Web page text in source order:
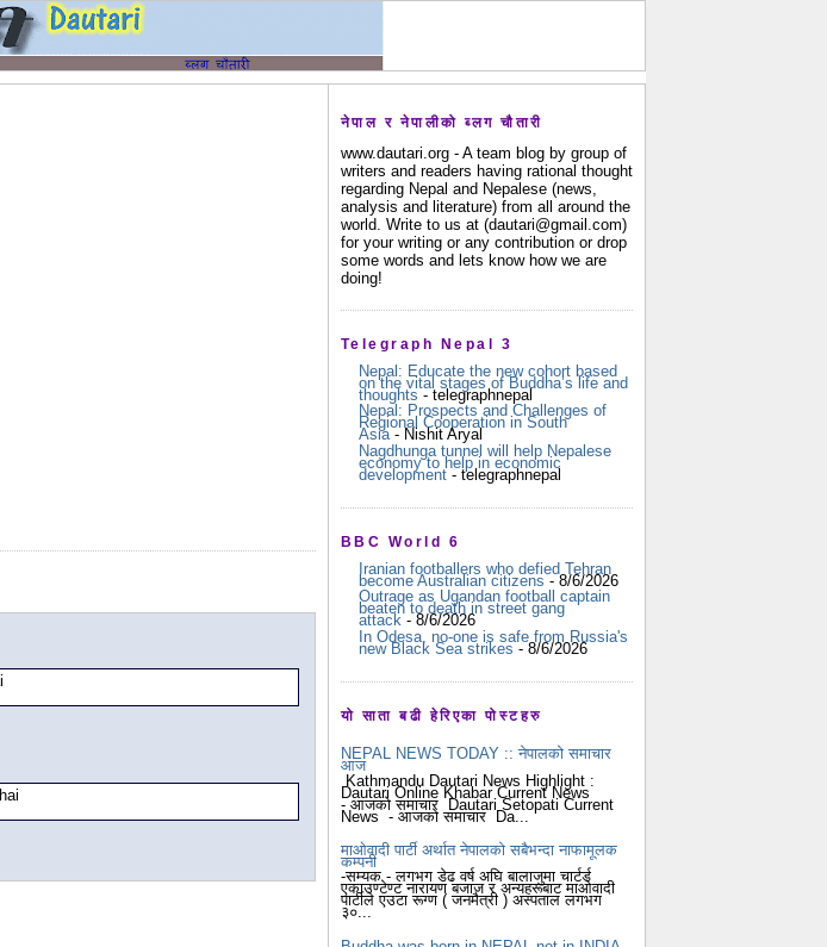
नेपाल र नेपालीको ब्लग चौतारी
www.dautari.org - A team blog by group of
writers and readers having rational thought
regarding Nepal and Nepalese (news,
analysis and literature) from all around the
world. Write to us at (dautari@gmail.com)
for your writing or any contribution or drop
some words and lets know how we are
doing!
Telegraph Nepal 3
Nepal: Educate the new cohort based
on the vital stages of Buddha’s life and
thoughts - telegraphnepal
Nepal: Prospects and Challenges of
Regional Cooperation in South
Asia- Nishit Aryal
Nagdhunga tunnel will help Nepalese
economy to help in economic
development - telegraphnepal
BBC World 6
Iranian footballers who defied Tehran
become Australian citizens - 8/6/2026
Outrage as Ugandan football captain
beaten to death in street gang
attack - 8/6/2026
In Odesa, no-one is safe from Russia's
new Black Sea strikes- 8/6/2026
यो साता बढी हेरिएका पोस्टहरु
NEPAL NEWS TODAY :: नेपालको समाचार
आज
Kathmandu Dautari News Highlight :
Dautari Online Khabar Current News
- आजको समाचार Dautari Setopati Current
News - आजको समाचार Da...
माओवादी पार्टी अर्थात नेपालको सबैभन्दा नाफामूलक
कम्पनी
-सम्यक - लगभग डेढ वर्ष अघि बालाजुमा चार्टर्ड
एकाउण्टेण्ट नारायण बजाज र अन्यहरूबाट माओवादी
पार्टीले एउटा रूग्ण ( जनमैत्री ) अस्पताल लगभग
३०...